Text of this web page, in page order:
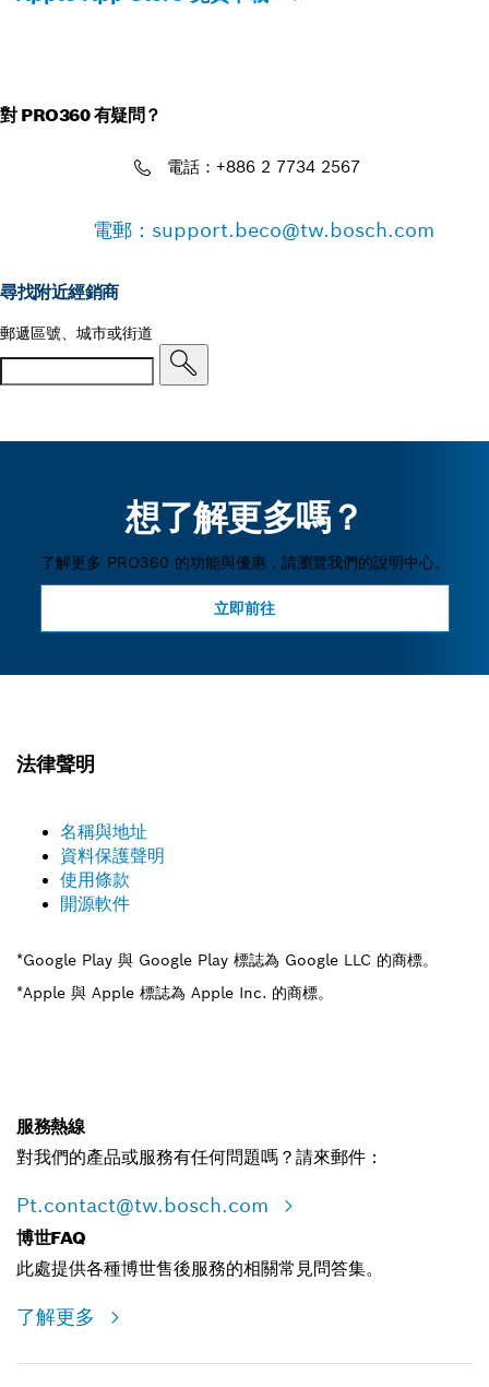
對 PRO360 有疑問？
電話：+886 2 7734 2567
電郵：support.beco@tw.bosch.com
尋找附近經銷商
郵遞區號、城市或街道
想了解更多嗎？
了解更多 PRO360 的功能與優惠，請瀏覽我們的說明中心。
立即前往
法律聲明
名稱與地址
資料保護聲明
使用條款
開源軟件
*Google Play 與 Google Play 標誌為 Google LLC 的商標。
*Apple 與 Apple 標誌為 Apple Inc. 的商標。
服務熱線
對我們的產品或服務有任何問題嗎？請來郵件：
Pt.contact@tw.bosch.com
博世FAQ
此處提供各種博世售後服務的相關常見問答集。
了解更多